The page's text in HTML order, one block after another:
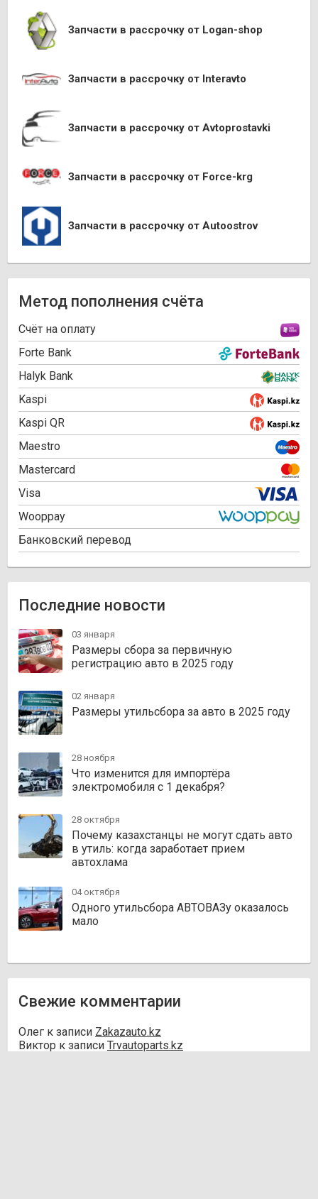
Запчасти в рассрочку от Logan-shop
Запчасти в рассрочку от Interavto
Запчасти в рассрочку от Avtoprostavki
Запчасти в рассрочку от Force-krg
Запчасти в рассрочку от Autoostrov
Метод пополнения счёта
Cчёт на оплату
Forte Bank
Halyk Bank
Kaspi
Kaspi QR
Maestro
Mastercard
Visa
Wooppay
Банковский перевод
Последние новости
03 января
Размеры сбора за первичную
регистрацию авто в 2025 году
02 января
Размеры утильсбора за авто в 2025 году
28 ноября
Что изменится для импортёра
электромобиля с 1 декабря?
28 октября
Почему казахстанцы не могут сдать авто
в утиль: когда заработает прием
автохлама
04 октября
Одного утильсбора АВТОВАЗу оказалось
мало
Свежие комментарии
Олег к записи Zakazauto.kz
Виктор к записи Trvautoparts.kz